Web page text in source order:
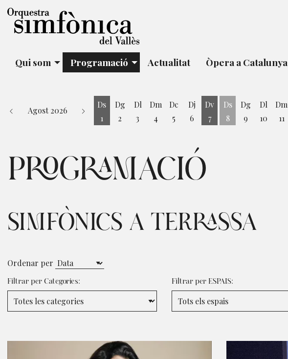
Qui som Programació Actualitat Òpera a Catalunya
Agost 2026
Ds
1
Dg
2
Dl
3
Dm
4
Dc
5
Dj
6
Dv
7
Ds
8
Dg
9
Dl
10
Dm
11
PROGRAMACIÓ
SIMFÒNICS A TERRASSA
Ordenar per
Filtrar per Categories: Filtrar per ESPAIS: